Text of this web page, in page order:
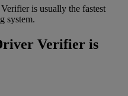
is usually the fastest
system.
Verifier is